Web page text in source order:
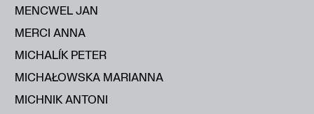
MENCWEL JAN
MERCI ANNA
MICHALÍK PETER
MICHAŁOWSKA MARIANNA
MICHNIK ANTONI